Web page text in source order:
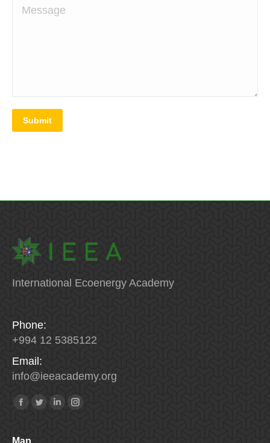
Message
Submit
International Ecoenergy Academy
Phone:
+994 12 5385122
Email:
info@ieeacademy.org
Find us on:
Facebook
TwitterLinkedinInstagram